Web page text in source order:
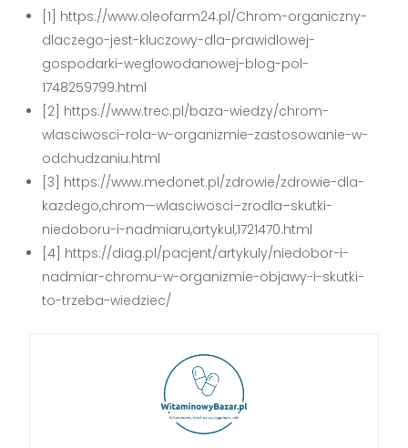
[1] https://www.oleofarm24.pl/Chrom-organiczny-
dlaczego-jest-kluczowy-dla-prawidlowej-
gospodarki-weglowodanowej-blog-pol-
1748259799.html
[2] https://www.trec.pl/baza-wiedzy/chrom-
wlasciwosci-rola-w-organizmie-zastosowanie-w-
odchudzaniu.html
[3] https://www.medonet.pl/zdrowie/zdrowie-dla-
kazdego,chrom—wlasciwosci–zrodla–skutki-
niedoboru-i-nadmiaru,artykul,1721470.html
[4] https://diag.pl/pacjent/artykuly/niedobor-i-
nadmiar-chromu-w-organizmie-objawy-i-skutki-
to-trzeba-wiedziec/